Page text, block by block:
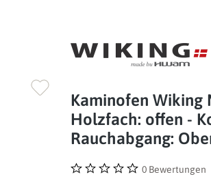
Kaminofen Wiking
Holzfach: offen -
Rauchabgang:
0 Bewertungen